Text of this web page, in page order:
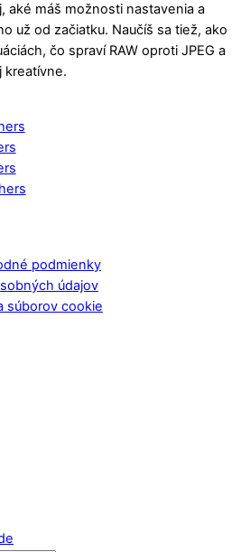
aké máš možnosti nastavenia a
už od začiatku. Naučíš sa tiež, ako
čo spraví RAW oproti JPEG a
kreatívne.
podmienky
údajov
súborov cookie